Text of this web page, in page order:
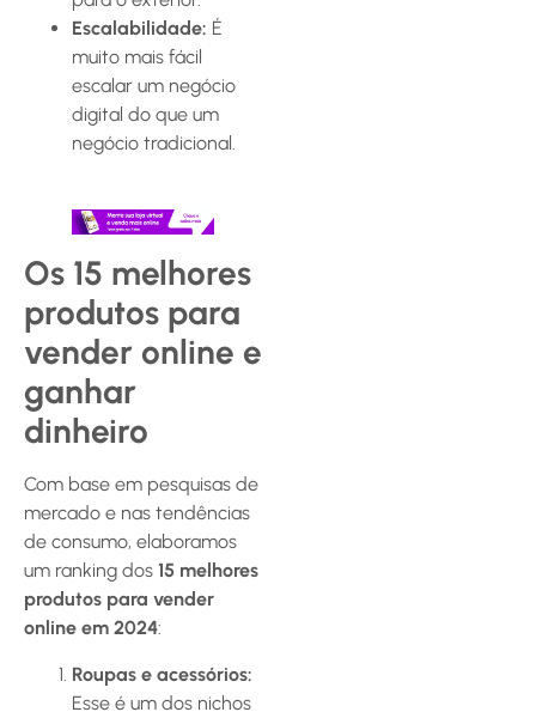
Escalabilidade: É
muito mais fácil
escalar um negócio
digital do que um
negócio tradicional.
Os 15 melhores
produtos para
vender online e
ganhar
dinheiro
Com base em pesquisas de
mercado e nas tendências
de consumo, elaboramos
um ranking dos 15 melhores
produtos para vender
online em 2024:
Roupas e acessórios:
Esse é um dos nichos